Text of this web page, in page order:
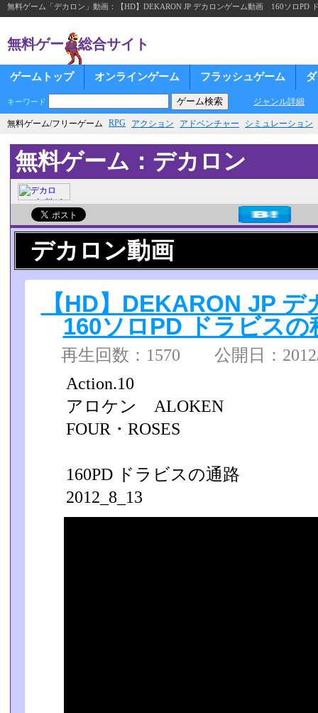
無料ゲーム「デカロン」動画：【HD】DEKARON JP デカロンゲーム動画 160ソロPD
無料ゲーム総合サイト
ゲームトップ オンラインゲーム フラッシュゲーム
キーワード ジャンル詳細
無料ゲーム/フリーゲーム RPG アクション アドベンチャー シミュレーション
無料ゲーム：デカロン
デカロン動画
【HD】DEKARON JP
160ソロPD ドラビス
再生回数：1570 公開日：
Action.10
アロケン ALOKEN
FOUR・ROSES
160PD ドラビスの通路
2012_8_13